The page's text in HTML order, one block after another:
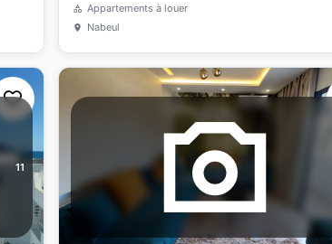
Appartements à louer
Nabeul
11